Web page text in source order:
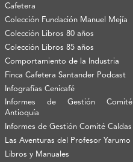
Cafetera
Colección Fundación Manuel Mejía
Colección Libros 80 años
Colección Libros 85 años
Comportamiento de la Industria
Finca Cafetera Santander Podcast
Infografías Cenicafé
Informes de Gestión Comité
Antioquía
Informes de Gestión Comité Caldas
Las Aventuras del Profesor Yarumo
Libros y Manuales